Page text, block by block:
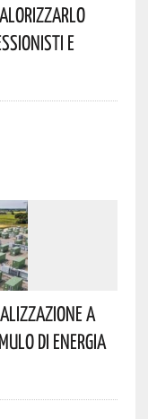
E
A
Di Energia